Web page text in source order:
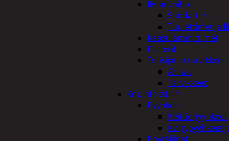
Ilmanvaihto
Suodattimet
Tuulettimet ja
Kaasulämmittimet
Patterit
Tulisijat ja tarvikkeet
Arinat
Tarvikkeet
Kodintekstiilit
Pyyhkeet
Keittiöpyyhkeet
Kylpypyyhkeet